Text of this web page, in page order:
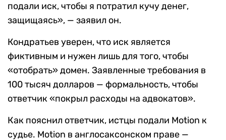
подали иск, чтобы я потратил кучу денег,
защищаясь», — заявил он.
Кондратьев уверен, что иск является
фиктивным и нужен лишь для того, чтобы
«отобрать» домен. Заявленные требования в
100 тысяч долларов — формальность, чтобы
ответчик «покрыл расходы на адвокатов».
Как пояснил ответчик, истцы подали Motion к
судье. Motion в англосаксонском праве —